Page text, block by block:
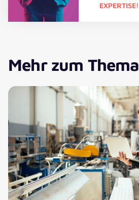
EXPERTISE!
Mehr zum Thema